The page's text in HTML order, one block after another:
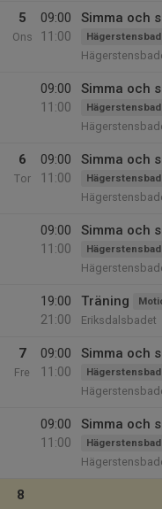
5
Ons
09:00
11:00
Simma och
09:00
11:00
Simma och
6
Tor
09:00
11:00
Simma och
09:00
11:00
Simma och
19:00
21:00
Träning
Eriksdalsbadet
7
Fre
09:00
11:00
Simma och
09:00
11:00
Simma och
8